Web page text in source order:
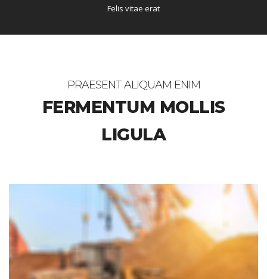
Felis vitae erat
PRAESENT ALIQUAM ENIM
FERMENTUM MOLLIS
LIGULA